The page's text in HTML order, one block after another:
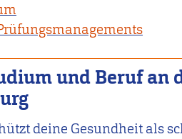
und Beruf an
deine Gesundheit als